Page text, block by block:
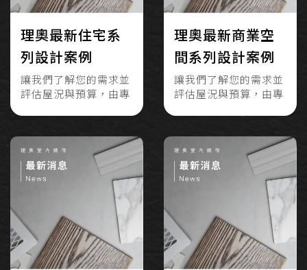
理奧最新住宅系
列設計案例
讓我們了解您的需求並
評估屋況與預算，由專
理奧最新商業空
間系列設計案例
讓我們了解您的需求並
評估屋況與預算，由專